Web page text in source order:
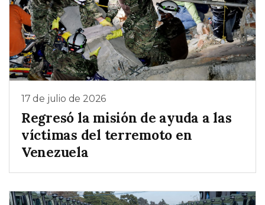
17 de julio de 2026
Regresó la misión de ayuda a las
víctimas del terremoto en
Venezuela